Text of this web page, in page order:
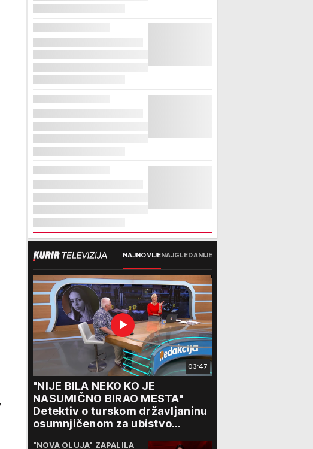
NAJNOVIJENAJGLEDANIJE
03:47
"NIJE BILA NEKO KO JE
NASUMIČNO BIRAO MESTA"
Detektiv o turskom državljaninu
osumnjičenom za ubistvo
Ruskinje (28): "Mogao je da se
"NOVA OLUJA" ZAPALILA